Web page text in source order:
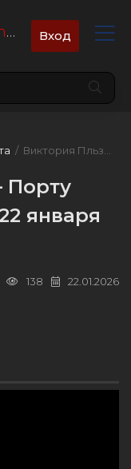
Вход
/ Виктория Пльзень — Порту
Порту
января
22.01.2026
138